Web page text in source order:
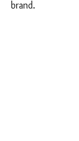
brand.